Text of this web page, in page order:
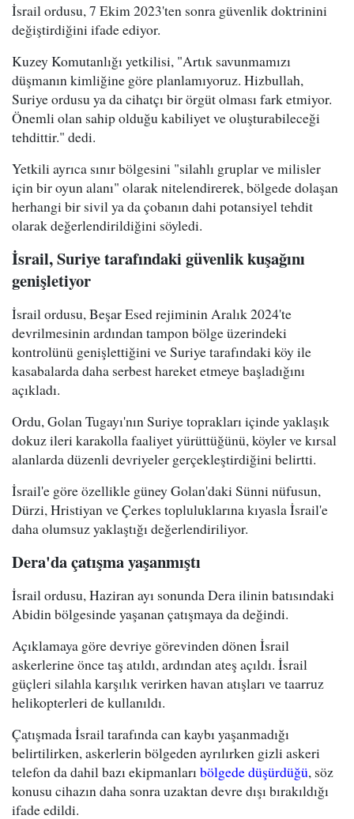
İsrail ordusu, 7 Ekim 2023'ten sonra güvenlik doktrinini
değiştirdiğini ifade ediyor.
Kuzey Komutanlığı yetkilisi, "Artık savunmamızı
düşmanın kimliğine göre planlamıyoruz. Hizbullah,
Suriye ordusu ya da cihatçı bir örgüt olması fark etmiyor.
Önemli olan sahip olduğu kabiliyet ve oluşturabileceği
tehdittir." dedi.
Yetkili ayrıca sınır bölgesini "silahlı gruplar ve milisler
için bir oyun alanı" olarak nitelendirerek, bölgede dolaşan
herhangi bir sivil ya da çobanın dahi potansiyel tehdit
olarak değerlendirildiğini söyledi.
İsrail, Suriye tarafındaki güvenlik kuşağını
genişletiyor
İsrail ordusu, Beşar Esed rejiminin Aralık 2024'te
devrilmesinin ardından tampon bölge üzerindeki
kontrolünü genişlettiğini ve Suriye tarafındaki köy ile
kasabalarda daha serbest hareket etmeye başladığını
açıkladı.
Ordu, Golan Tugayı'nın Suriye toprakları içinde yaklaşık
dokuz ileri karakolla faaliyet yürüttüğünü, köyler ve kırsal
alanlarda düzenli devriyeler gerçekleştirdiğini belirtti.
İsrail'e göre özellikle güney Golan'daki Sünni nüfusun,
Dürzi, Hristiyan ve Çerkes topluluklarına kıyasla İsrail'e
daha olumsuz yaklaştığı değerlendiriliyor.
Dera'da çatışma yaşanmıştı
İsrail ordusu, Haziran ayı sonunda Dera ilinin batısındaki
Abidin bölgesinde yaşanan çatışmaya da değindi.
Açıklamaya göre devriye görevinden dönen İsrail
askerlerine önce taş atıldı, ardından ateş açıldı. İsrail
güçleri silahla karşılık verirken havan atışları ve taarruz
helikopterleri de kullanıldı.
Çatışmada İsrail tarafında can kaybı yaşanmadığı
belirtilirken, askerlerin bölgeden ayrılırken gizli askeri
telefon da dahil bazı ekipmanlarıbölgede düşürdüğü, söz
konusu cihazın daha sonra uzaktan devre dışı bırakıldığı
ifade edildi.